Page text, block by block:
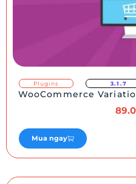
Plugins 3.1.7
WooCommerce
Mua ngay